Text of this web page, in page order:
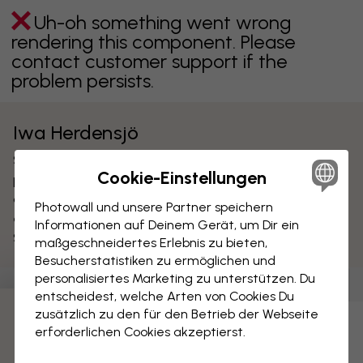
Uh-oh something went wrong
rendering this component. Please
contact customer support if the
problem persists.
Iwa Herdensjö
Swedish designer Iwa Herdensjö has an exciting,
personal, extravagant style that stands out from the
crowd. Her collection offers luxurios patterns
exploding with colour. Iwa is trained at Konstfack in
Stockholm, Sweden.
Tapeten(21) Leinwandbilder(0) Poster(0
Uh-oh something went wrong
Cookie-Einstellungen
Photowall und unsere Partner speichern
Informationen auf Deinem Gerät, um Dir ein
maßgeschneidertes Erlebnis zu bieten,
Besucherstatistiken zu ermöglichen und
personalisiertes Marketing zu unterstützen. Du
entscheidest, welche Arten von Cookies Du
zusätzlich zu den für den Betrieb der Webseite
erforderlichen Cookies akzeptierst.